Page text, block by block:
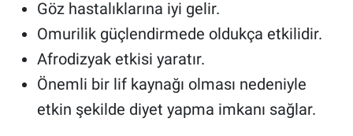
Göz hastalıklarına iyi gelir.
Omurilik güçlendirmede oldukça etkilidir.
Afrodizyak etkisi yaratır.
Önemli bir lif kaynağı olması nedeniyle
etkin şekilde diyet yapma imkanı sağlar.